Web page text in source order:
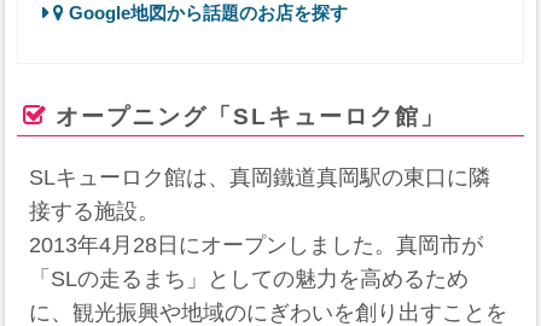
Google地図から話題のお店を探す
オープニング「SLキューロク館」
SLキューロク館は、真岡鐵道真岡駅の東口に隣
接する施設。
2013年4月28日にオープンしました。真岡市が
「SLの走るまち」としての魅力を高めるため
に、観光振興や地域のにぎわいを創り出すことを